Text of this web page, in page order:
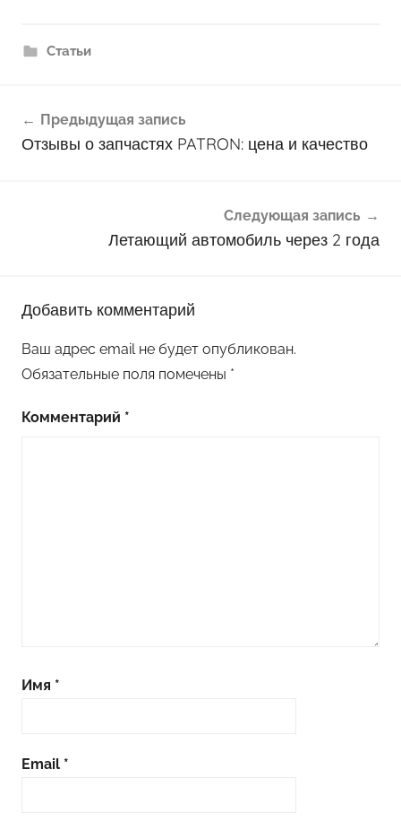
Статьи
по
Предыдущая запись
Отзывы о запчастях PATRON: цена и качество
Следующая запись
Летающий автомобиль через 2 года
Добавить комментарий
Ваш адрес email не будет опубликован.
Обязательные поля помечены *
Комментарий *
Имя *
Email *